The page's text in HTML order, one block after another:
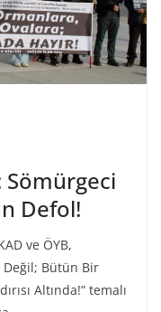
Sömürgeci
Defol!
ve ÖYB,
Değil; Bütün Bir
Altında!” temalı